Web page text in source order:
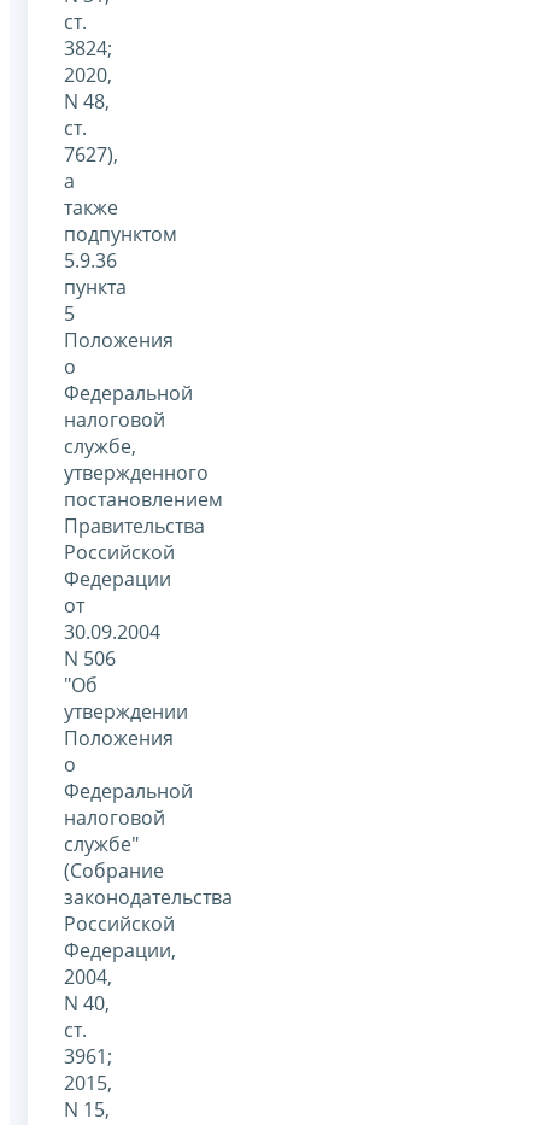
ст.
3824;
2020,
N 48,
ст.
7627),
а
также
подпунктом
5.9.36
пункта
5
Положения
о
Федеральной
налоговой
службе,
утвержденного
постановлением
Правительства
Российской
Федерации
от
30.09.2004
N 506
"Об
утверждении
Положения
о
Федеральной
налоговой
службе"
(Собрание
законодательства
Российской
Федерации,
2004,
N 40,
ст.
3961;
2015,
N 15,